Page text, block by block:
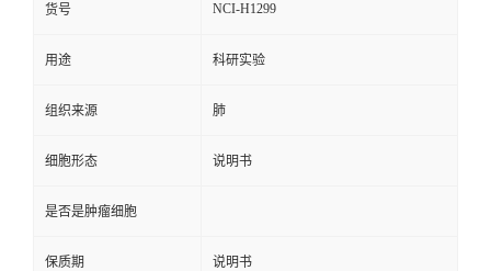
货号 NCI-H1299
用途 科研实验
组织来源 肺
细胞形态 说明书
是否是肿瘤细胞
保质期 说明书